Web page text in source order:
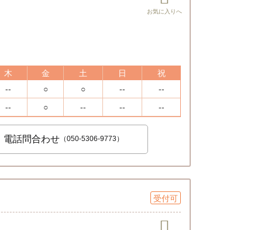
木 金 土 日
祝
-- ○ ○ --
--
-- ○ -- -- --
電話問合わせ （050-5306-9773）
受付可